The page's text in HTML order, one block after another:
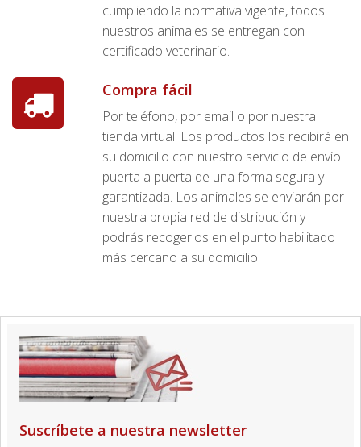
cumpliendo la normativa vigente, todos
nuestros animales se entregan con
certificado veterinario.
Compra fácil
Por teléfono, por email o por nuestra
tienda virtual. Los productos los recibirá en
su domicilio con nuestro servicio de envío
puerta a puerta de una forma segura y
garantizada. Los animales se enviarán por
nuestra propia red de distribución y
podrás recogerlos en el punto habilitado
más cercano a su domicilio.
Suscríbete a nuestra newsletter